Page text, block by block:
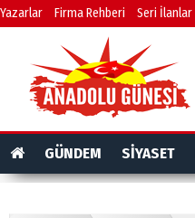
Yazarlar Firma Rehberi Seri İlanlar
GÜNDEM SİYASET